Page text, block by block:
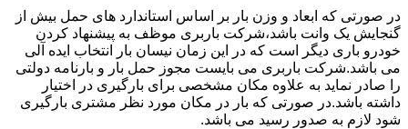
در صورتی که ابعاد و وزن بار بر اساس استاندارد های حمل بیش از
گنجایش یک وانت باشد،شرکت باربری موظف به پیشنهاد کردن
خودرو باری دیگر است که در این زمان نیسان بار انتخاب ایده آلی
می باشد.شرکت باربری می بایست مجوز حمل بار و بارنامه دولتی
را صادر نماید به علاوه مکان مشخصی برای بارگیری در اختیار
داشته باشد.در صورتی که بار در مکان مورد نظر مشتری بارگیری
شود لازم به صدور رسید می باشد.